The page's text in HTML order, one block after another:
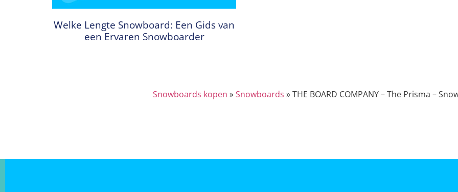
Welke Lengte Snowboard: Een Gids van
een Ervaren Snowboarder
Snowboards kopen »Snowboards »THE BOARD COMPANY – The Prisma –